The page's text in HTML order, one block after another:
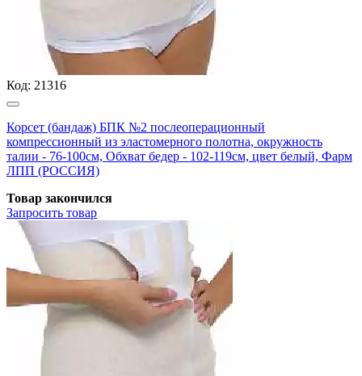
Код: 21316
Корсет (бандаж) БПК №2 послеоперационный
компрессионный из эластомерного полотна, окружность
талии - 76-100см, Обхват бедер - 102-119см, цвет белый, Фарм
ЛПП (РОССИЯ)
Товар закончился
Запросить товар